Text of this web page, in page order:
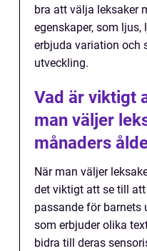
bra att välja leksaker
egenskaper, som
erbjuda variation och
utveckling.
Vad är viktigt
man väljer
månaders
När man väljer
det viktigt att se till
passande för barnets
som erbjuder olika
bidra till deras